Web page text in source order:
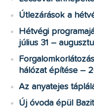
Útlezárások a
Hétvégi
július 31 –
hálózat építése –
Az anyatejes
Új óvoda épül